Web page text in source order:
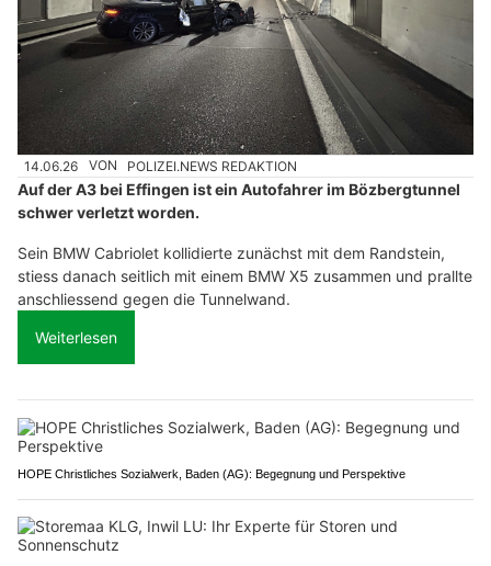
14.06.26 VON POLIZEI.NEWS REDAKTION
Auf der A3 bei Effingen ist ein Autofahrer im Bözbergtunnel
schwer verletzt worden.
Sein BMW Cabriolet kollidierte zunächst mit dem Randstein,
stiess danach seitlich mit einem BMW X5 zusammen und prallte
anschliessend gegen die Tunnelwand.
Weiterlesen
HOPE Christliches Sozialwerk, Baden (AG): Begegnung und Perspektive